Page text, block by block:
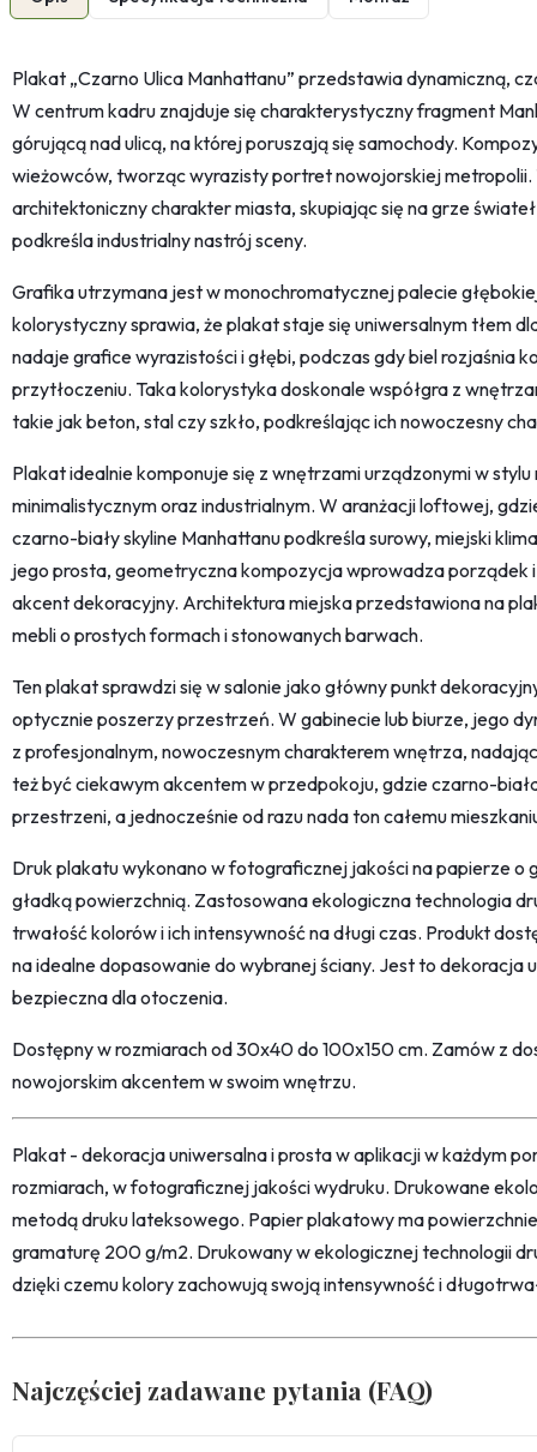
Plakat „Czarno Ulica Manhattanu” przedstawia dynamiczną,
W centrum kadru znajduje się charakterystyczny fragment
górującą nad ulicą, na której poruszają się samochody.
wieżowców, tworząc wyrazisty portret nowojorskiej metropolii.
architektoniczny charakter miasta, skupiając się na grze
podkreśla industrialny nastrój sceny.
Grafika utrzymana jest w monochromatycznej palecie
kolorystyczny sprawia, że plakat staje się uniwersalnym tłem
nadaje grafice wyrazistości i głębi, podczas gdy biel rozjaśnia
przytłoczeniu. Taka kolorystyka doskonale współgra z
takie jak beton, stal czy szkło, podkreślając ich nowoczesny
Plakat idealnie komponuje się z wnętrzami urządzonymi w
minimalistycznym oraz industrialnym. W aranżacji loftowej,
czarno-biały skyline Manhattanu podkreśla surowy, miejski
jego prosta, geometryczna kompozycja wprowadza porządek
akcent dekoracyjny. Architektura miejska przedstawiona na
mebli o prostych formach i stonowanych barwach.
Ten plakat sprawdzi się w salonie jako główny punkt
optycznie poszerzy przestrzeń. W gabinecie lub biurze, jego
z profesjonalnym, nowoczesnym charakterem wnętrza,
też być ciekawym akcentem w przedpokoju, gdzie czarno-
przestrzeni, a jednocześnie od razu nada ton całemu
Druk plakatu wykonano w fotograficznej jakości na papierze
gładką powierzchnią. Zastosowana ekologiczna technologia
trwałość kolorów i ich intensywność na długi czas. Produkt
na idealne dopasowanie do wybranej ściany. Jest to dekoracja
bezpieczna dla otoczenia.
Dostępny w rozmiarach od 30x40 do 100x150 cm. Zamów z
nowojorskim akcentem w swoim wnętrzu.
Plakat - dekoracja uniwersalna i prosta w aplikacji w każdym
rozmiarach, w fotograficznej jakości wydruku. Drukowane
metodą druku lateksowego. Papier plakatowy ma
gramaturę 200 g/m2. Drukowany w ekologicznej technologii
dzięki czemu kolory zachowują swoją intensywność i
Najczęściej zadawane pytania (FAQ)